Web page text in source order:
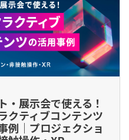
・展示会で使える！
クティブコンテンツ
例｜プロジェクショ